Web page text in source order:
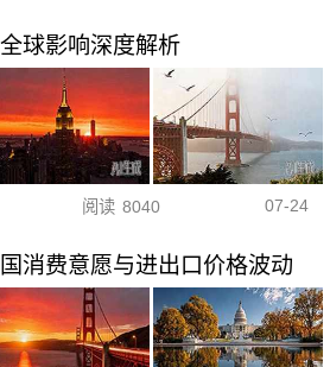
球影响深度解析
阅读 8040 07-24
消费意愿与进出口价格波动